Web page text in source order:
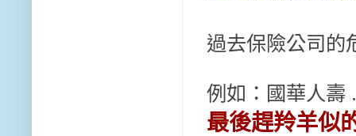
過去保險公司的
例如：國華人壽
最後趕羚羊似